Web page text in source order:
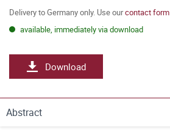
Delivery to Germany only. Use ourcontact form
available, immediately via download
Download
Abstract